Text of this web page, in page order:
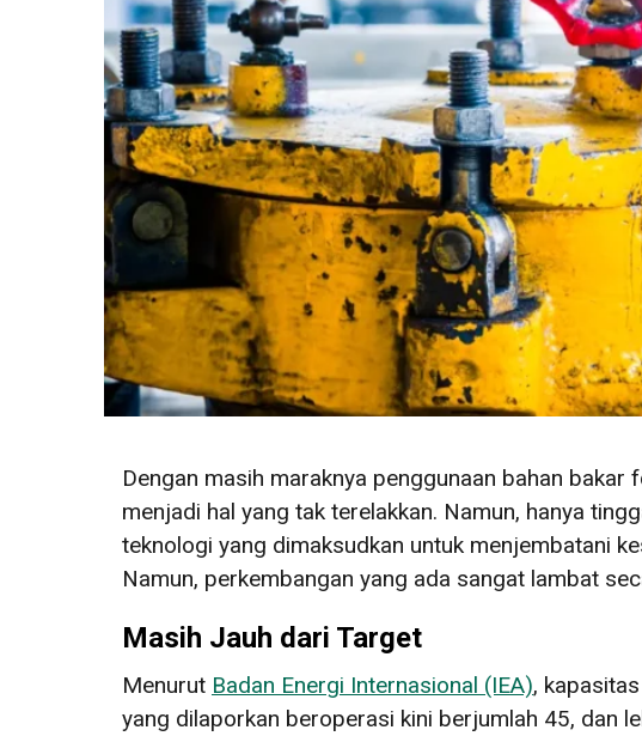
Dengan masih maraknya penggunaan bahan
menjadi hal yang tak terelakkan. Namun, hanya
teknologi yang dimaksudkan untuk menjembatani
Namun, perkembangan yang ada sangat lambat
Masih Jauh dari Target
Menurut Badan Energi Internasional (IEA),
yang dilaporkan beroperasi kini berjumlah 45, dan